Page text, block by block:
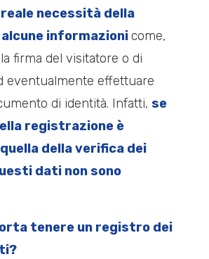
necessità della
informazionicome,
firma del visitatore o di
eventualmente effettuare
di identità. Infatti, se
registrazione è
della verifica dei
dati non sono
tenere un registro dei